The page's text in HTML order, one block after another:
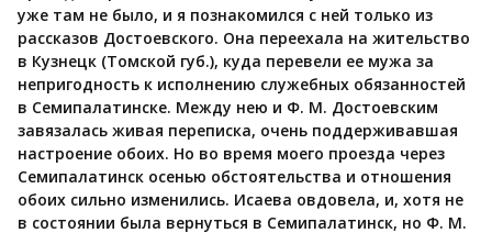
уже там не было, и я познакомился с ней только из
рассказов Достоевского. Она переехала на жительство
в Кузнецк (Томской губ.), куда перевели ее мужа за
непригодность к исполнению служебных обязанностей
в Семипалатинске. Между нею и Ф. М. Достоевским
завязалась живая переписка, очень поддерживавшая
настроение обоих. Но во время моего проезда через
Семипалатинск осенью обстоятельства и отношения
обоих сильно изменились. Исаева овдовела, и, хотя не
в состоянии была вернуться в Семипалатинск, но Ф. М.